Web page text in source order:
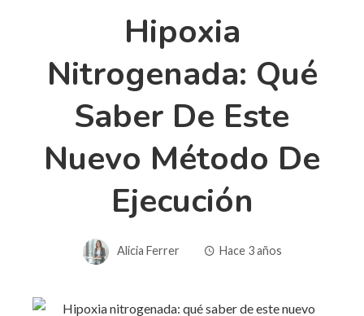
Hipoxia
Nitrogenada: Qué
Saber De Este
Nuevo Método De
Ejecución
Alicia Ferrer Hace 3 años